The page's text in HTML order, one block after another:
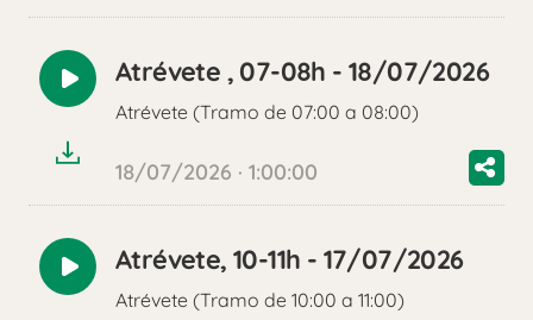
Reproducir
audio
Atrévete , 07-08h - 18/07/2026
Atrévete (Tramo de 07:00 a 08:00)
18/07/2026 · 1:00:00
Reproducir
audio
Atrévete, 10-11h - 17/07/2026
Atrévete (Tramo de 10:00 a 11:00)